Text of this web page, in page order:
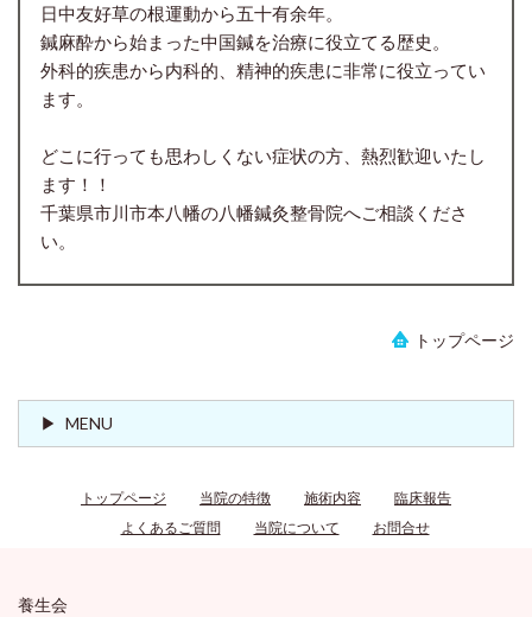
日中友好草の根運動から五十有余年。
鍼麻酔から始まった中国鍼を治療に役立てる歴史。
外科的疾患から内科的、精神的疾患に非常に役立ってい
ます。
どこに行っても思わしくない症状の方、熱烈歓迎いたし
ます！！
千葉県市川市本八幡の八幡鍼灸整骨院へご相談くださ
い。
トップページ
MENU
トップページ 当院の特徴 施術内容
臨床報告
よくあるご質問
当院について お問合せ
養生会